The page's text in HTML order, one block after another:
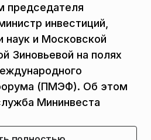
председателя
инвестиций,
наук и Московской
Зиновьевой на полях
(ПМЭФ). Об этом
Мининвеста